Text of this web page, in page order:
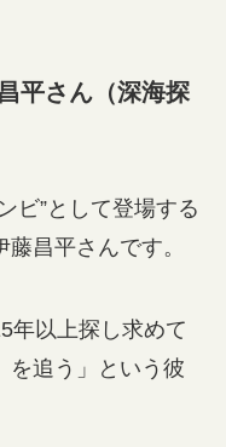
平さん（深海探
ビ”として登場する
昌平さんです。
年以上探し求めて
を追う」という彼